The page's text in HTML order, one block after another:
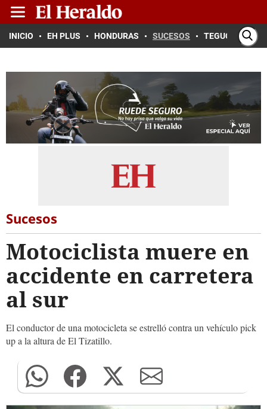
INICIO EH PLUS HONDURAS SUCESOS TEGUCIGALPA
Sucesos
Motociclista muere en
accidente en carretera
al sur
El conductor de una motocicleta se estrelló contra un vehículo pick
up a la altura de El Tizatillo.